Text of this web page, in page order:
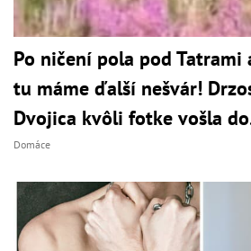
Po ničení pola pod Tatrami
tu máme ďalší nešvár!
Dvojica kvôli fotke vošla
Domáce